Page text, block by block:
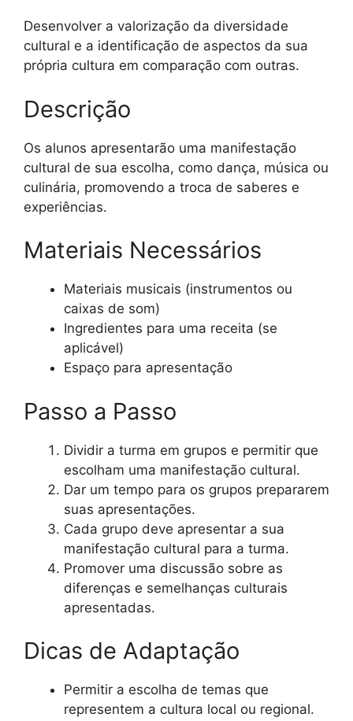
Desenvolver a valorização da diversidade
cultural e a identificação de aspectos da sua
própria cultura em comparação com outras.
Descrição
Os alunos apresentarão uma manifestação
cultural de sua escolha, como dança, música ou
culinária, promovendo a troca de saberes e
experiências.
Materiais Necessários
Materiais musicais (instrumentos ou
caixas de som)
Ingredientes para uma receita (se
aplicável)
Espaço para apresentação
Passo a Passo
Dividir a turma em grupos e permitir que
escolham uma manifestação cultural.
Dar um tempo para os grupos prepararem
suas apresentações.
Cada grupo deve apresentar a sua
manifestação cultural para a turma.
Promover uma discussão sobre as
diferenças e semelhanças culturais
apresentadas.
Dicas de Adaptação
Permitir a escolha de temas que
representem a cultura local ou regional.